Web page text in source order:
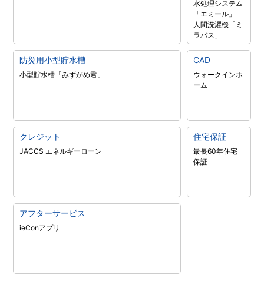
水処理システム
「エミール」
人間洗濯機「ミ
ラバス」
防災用小型貯水槽
小型貯水槽「みずがめ君」
CAD
ウォークインホ
ーム
クレジット
JACCS エネルギーローン
住宅保証
最長60年住宅
保証
アフターサービス
ieConアプリ